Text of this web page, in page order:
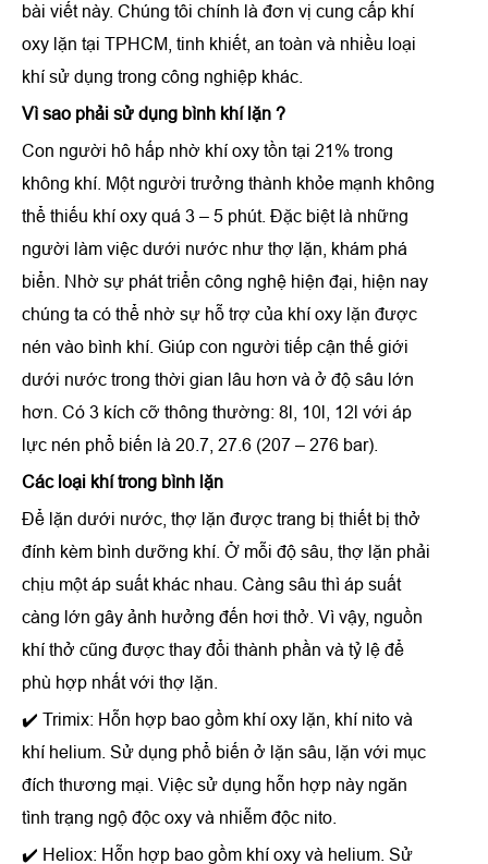
bài viết này. Chúng tôi chính là đơn vị cung cấp khí
oxy lặn tại TPHCM, tinh khiết, an toàn và nhiều loại
khí sử dụng trong công nghiệp khác.
Vì sao phải sử dụng bình khí lặn ?
Con người hô hấp nhờ khí oxy tồn tại 21% trong
không khí. Một người trưởng thành khỏe mạnh không
thể thiếu khí oxy quá 3 – 5 phút. Đặc biệt là những
người làm việc dưới nước như thợ lặn, khám phá
biển. Nhờ sự phát triển công nghệ hiện đại, hiện nay
chúng ta có thể nhờ sự hỗ trợ của khí oxy lặn được
nén vào bình khí. Giúp con người tiếp cận thế giới
dưới nước trong thời gian lâu hơn và ở độ sâu lớn
hơn. Có 3 kích cỡ thông thường: 8l, 10l, 12l với áp
lực nén phổ biến là 20.7, 27.6 (207 – 276 bar).
Các loại khí trong bình lặn
Để lặn dưới nước, thợ lặn được trang bị thiết bị thở
đính kèm bình dưỡng khí. Ở mỗi độ sâu, thợ lặn phải
chịu một áp suất khác nhau. Càng sâu thì áp suất
càng lớn gây ảnh hưởng đến hơi thở. Vì vậy, nguồn
khí thở cũng được thay đổi thành phần và tỷ lệ để
phù hợp nhất với thợ lặn.
✔️ Trimix: Hỗn hợp bao gồm khí oxy lặn, khí nito và
khí helium. Sử dụng phổ biến ở lặn sâu, lặn với mục
đích thương mại. Việc sử dụng hỗn hợp này ngăn
tình trạng ngộ độc oxy và nhiễm độc nito.
✔️ Heliox: Hỗn hợp bao gồm khí oxy và helium. Sử